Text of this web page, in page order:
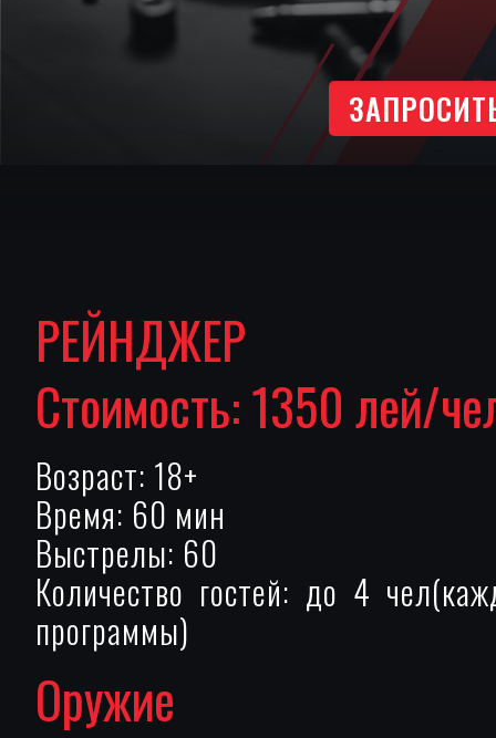
РЕЙНДЖЕР
Стоимость: 1350 лей/
Возраст: 18+
Время: 60 мин
Выстрелы: 60
Количество гостей: до 4
программы)
Оружие